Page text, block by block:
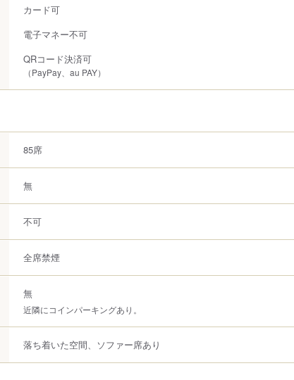
カード可
電子マネー不可
QRコード決済可
（PayPay、au PAY）
85席
無
不可
全席禁煙
無
近隣にコインパーキングあり。
落ち着いた空間、ソファー席あり